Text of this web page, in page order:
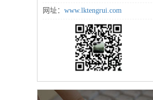
网址： www.lktengrui.com